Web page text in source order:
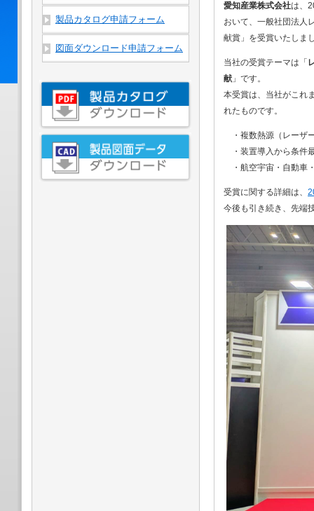
愛知産業株式会社は、
おいて、一般社団法人
献賞」を受賞いたしま
当社の受賞テーマは「
献 」です。
本受賞は、当社がこれ
れたものです。
・複数熱源（レーザ
・装置導入から条件
・航空宇宙・自動車
受賞に関する詳細は、
今後も引き続き、先端
製品カタログ申請フォーム
図面ダウンロード申請フォーム